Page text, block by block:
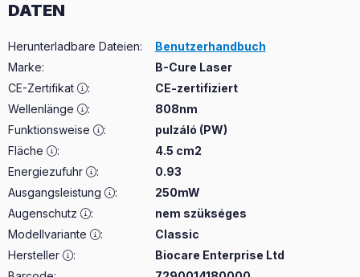
DATEN
Herunterladbare Dateien:
Benutzerhandbuch
Marke:
B-Cure Laser
CE-Zertifikat
:
CE-zertifiziert
Wellenlänge
:
808nm
Funktionsweise
:
pulzáló (PW)
Fläche
:
4.5 cm2
Energiezufuhr
:
0.93
Ausgangsleistung
:
250mW
Augenschutz
:
nem szükséges
Modellvariante
:
Classic
Hersteller
:
Biocare Enterprise Ltd